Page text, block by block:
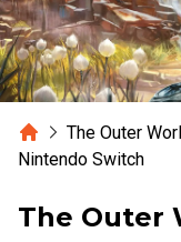
HomeThe Outer
Nintendo Switch
The Outer